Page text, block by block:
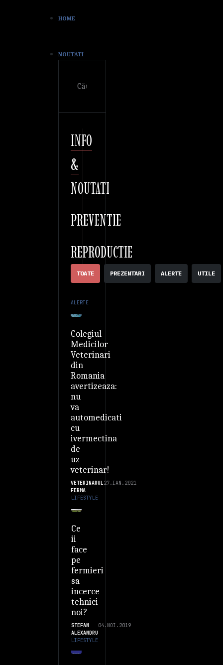
HOME
NOUTATI
Cautare
INFO
&
NOUTATI
PREVENTIE
REPRODUCTIE
TOATE PREZENTARI ALERTE UTILE
ALERTE
Colegiul
Medicilor
Veterinari
din
Romania
avertizeaza:
nu
va
automedicati
cu
ivermectina
de
uz
veterinar!
VETERINARUL
FERMA
27.IAN.2021
LIFESTYLE
Ce
ii
face
pe
fermieri
sa
incerce
tehnici
noi?
STEFAN
ALEXANDRU
04.NOI.2019
LIFESTYLE